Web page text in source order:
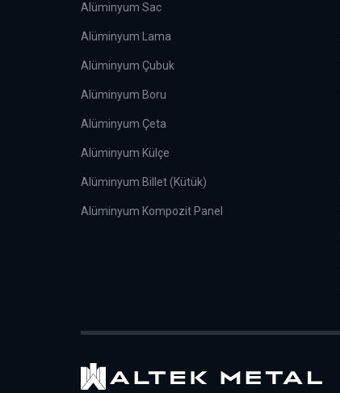
Alüminyum Sac
Alüminyum Lama
Alüminyum Çubuk
Alüminyum Boru
Alüminyum Çeta
Alüminyum Külçe
Alüminyum Billet (Kütük)
Alüminyum Kompozit Panel